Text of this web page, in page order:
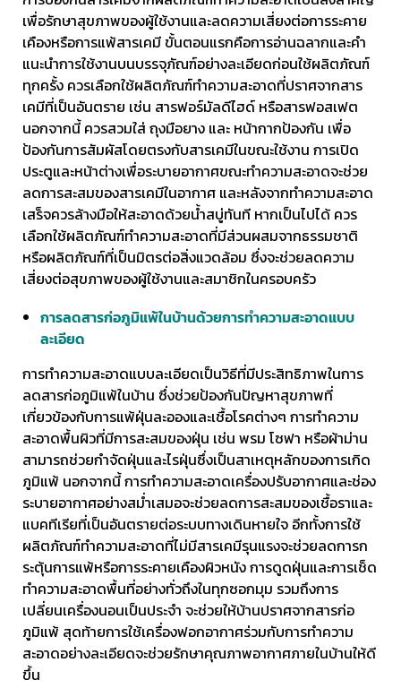
เพื่อรักษาสุขภาพของผู้ใช้งานและลดความเสี่ยงต่อการระคาย
เคืองหรือการแพ้สารเคมี ขั้นตอนแรกคือการอ่านฉลากและคำ
แนะนำการใช้งานบนบรรจุภัณฑ์อย่างละเอียดก่อนใช้ผลิตภัณฑ์
ทุกครั้ง ควรเลือกใช้ผลิตภัณฑ์ทำความสะอาดที่ปราศจากสาร
เคมีที่เป็นอันตราย เช่น สารฟอร์มัลดีไฮด์ หรือสารฟอสเฟต
นอกจากนี้ ควรสวมใส่ ถุงมือยาง และ หน้ากากป้องกัน เพื่อ
ป้องกันการสัมผัสโดยตรงกับสารเคมีในขณะใช้งาน การเปิด
ประตูและหน้าต่างเพื่อระบายอากาศขณะทำความสะอาดจะช่วย
ลดการสะสมของสารเคมีในอากาศ และหลังจากทำความสะอาด
เสร็จควรล้างมือให้สะอาดด้วยน้ำสบู่ทันที หากเป็นไปได้ ควร
เลือกใช้ผลิตภัณฑ์ทำความสะอาดที่มีส่วนผสมจากธรรมชาติ
หรือผลิตภัณฑ์ที่เป็นมิตรต่อสิ่งแวดล้อม ซึ่งจะช่วยลดความ
เสี่ยงต่อสุขภาพของผู้ใช้งานและสมาชิกในครอบครัว
การลดสารก่อภูมิแพ้ในบ้านด้วยการทำความสะอาดแบบ
ละเอียด
การทำความสะอาดแบบละเอียดเป็นวิธีที่มีประสิทธิภาพในการ
ลดสารก่อภูมิแพ้ในบ้าน ซึ่งช่วยป้องกันปัญหาสุขภาพที่
เกี่ยวข้องกับการแพ้ฝุ่นละอองและเชื้อโรคต่างๆ การทำความ
สะอาดพื้นผิวที่มีการสะสมของฝุ่น เช่น พรม โซฟา หรือผ้าม่าน
สามารถช่วยกำจัดฝุ่นและไรฝุ่นซึ่งเป็นสาเหตุหลักของการเกิด
ภูมิแพ้ นอกจากนี้ การทำความสะอาดเครื่องปรับอากาศและช่อง
ระบายอากาศอย่างสม่ำเสมอจะช่วยลดการสะสมของเชื้อราและ
แบคทีเรียที่เป็นอันตรายต่อระบบทางเดินหายใจ อีกทั้งการใช้
ผลิตภัณฑ์ทำความสะอาดที่ไม่มีสารเคมีรุนแรงจะช่วยลดการก
ระตุ้นการแพ้หรือการระคายเคืองผิวหนัง การดูดฝุ่นและการเช็ด
ทำความสะอาดพื้นที่อย่างทั่วถึงในทุกซอกมุม รวมถึงการ
เปลี่ยนเครื่องนอนเป็นประจำ จะช่วยให้บ้านปราศจากสารก่อ
ภูมิแพ้ สุดท้ายการใช้เครื่องฟอกอากาศร่วมกับการทำความ
สะอาดอย่างละเอียดจะช่วยรักษาคุณภาพอากาศภายในบ้านให้ดี
ขึ้น